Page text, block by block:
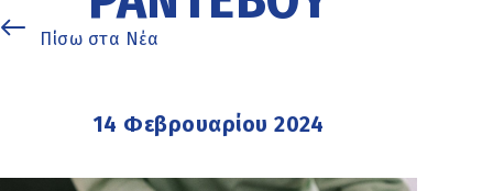
Πίσω στα Νέα
14 Φεβρουαρίου 2024